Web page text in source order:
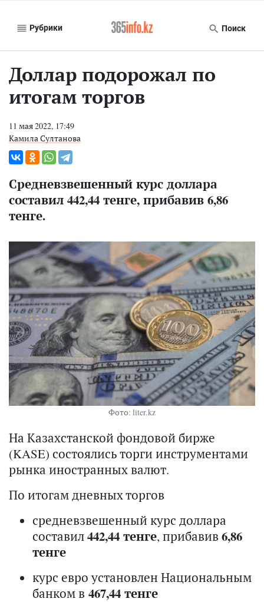
Рубрики Поиск
Доллар подорожал по
итогам торгов
11 мая 2022, 17:49
Камила Султанова
Средневзвешенный курс доллара
составил 442,44 тенге, прибавив 6,86
тенге.
Фото: liter.kz
На Казахстанской фондовой бирже
(KASE) состоялись торги инструментами
рынка иностранных валют.
По итогам дневных торгов
средневзвешенный курс доллара
составил442,44 тенге, прибавив 6,86
тенге
курс евро установлен Национальным
банком в 467,44 тенге